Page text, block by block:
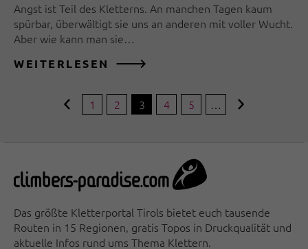
Angst ist Teil des Kletterns. An manchen Tagen kaum
spürbar, überwältigt sie uns an anderen mit voller Wucht.
Aber wie kann man sie…
WEITERLESEN
1 2 3 4 5 …
Das größte Kletterportal Tirols bietet euch tausende
Routen in 15 Regionen, gratis Topos in Druckqualität und
aktuelle Infos rund ums Thema Klettern.